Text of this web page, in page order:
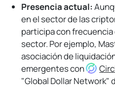
Presencia actual:
en el sector de las
participa con
sector. Por ejemplo,
asociación de
emergentes con
"Global Dollar Network"